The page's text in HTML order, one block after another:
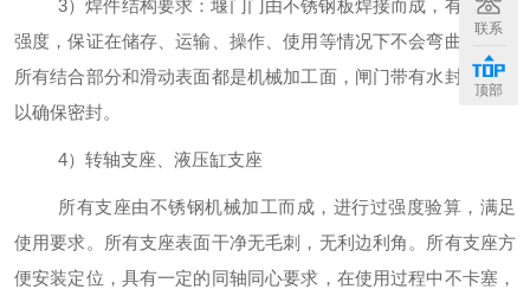
3）焊件结构要求：堰门门由不锈钢板焊接而成，有足够的
强度，保证在储存、运输、操作、使用等情况下不会弯曲变形，
所有结合部分和滑动表面都是机械加工面，闸门带有水封橡胶，
以确保密封。
4）转轴支座、液压缸支座
所有支座由不锈钢机械加工而成，进行过强度验算，满足
使用要求。所有支座表面干净无毛刺，无利边利角。所有支座方
便安装定位，具有一定的同轴同心要求，在使用过程中不卡塞，
联系
顶部